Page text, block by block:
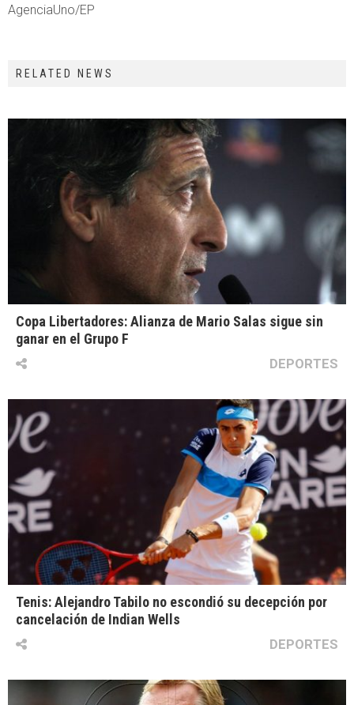
AgenciaUno/EP
RELATED NEWS
Copa Libertadores: Alianza de Mario Salas sigue sin
ganar en el Grupo F
DEPORTES
Tenis: Alejandro Tabilo no escondió su decepción por
cancelación de Indian Wells
DEPORTES